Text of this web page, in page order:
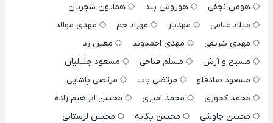
هومن نجفی
هوروش بند
همایون شجریان
میلاد غلامی
مهدیار مهراد جم
مهدی مولاد
مهدی شریفی
مهدی احمدوند
معین زد
مسیح و آرش
مسلم فتاحی
مسعود جلیلیان
مسعود صادقلو
مرتضی باب
مرتضی پاشایی
محمد کجوری
محمد امیری
محسن ابراهیم زاده
محسن چاوشی
محسن یگانه
محسن لرستانی